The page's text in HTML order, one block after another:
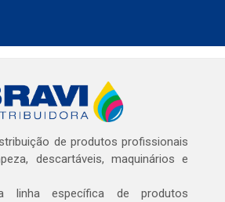
de produtos profissionais
descartáveis, maquinários e
linha específica de produtos